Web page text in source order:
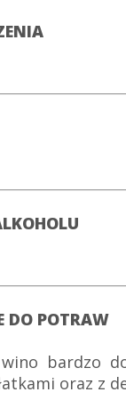
DO POTRAW
bardzo
oraz z